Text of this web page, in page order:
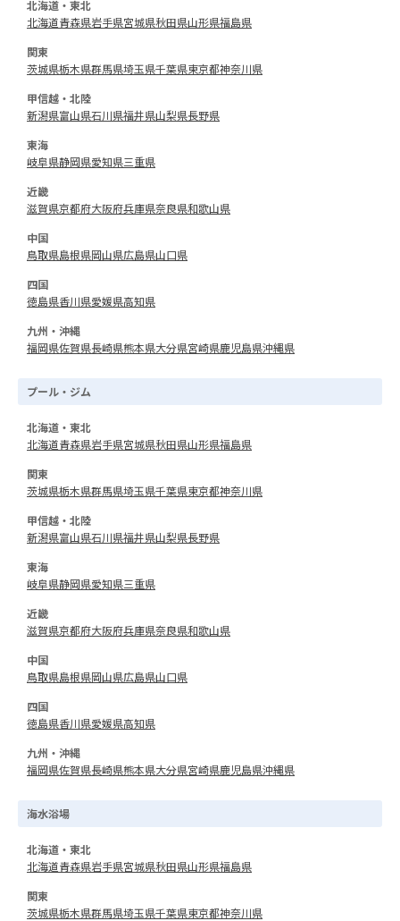
北海道・東北
北海道青森県岩手県宮城県秋田県山形県福島県
関東
茨城県栃木県群馬県埼玉県千葉県東京都神奈川県
甲信越・北陸
新潟県富山県石川県福井県山梨県長野県
東海
岐阜県静岡県愛知県三重県
近畿
滋賀県京都府大阪府兵庫県奈良県和歌山県
中国
鳥取県島根県岡山県広島県山口県
四国
徳島県香川県愛媛県高知県
九州・沖縄
福岡県佐賀県長崎県熊本県大分県宮崎県鹿児島県沖縄県
プール・ジム
北海道・東北
北海道青森県岩手県宮城県秋田県山形県福島県
関東
茨城県栃木県群馬県埼玉県千葉県東京都神奈川県
甲信越・北陸
新潟県富山県石川県福井県山梨県長野県
東海
岐阜県静岡県愛知県三重県
近畿
滋賀県京都府大阪府兵庫県奈良県和歌山県
中国
鳥取県島根県岡山県広島県山口県
四国
徳島県香川県愛媛県高知県
九州・沖縄
福岡県佐賀県長崎県熊本県大分県宮崎県鹿児島県沖縄県
海水浴場
北海道・東北
北海道青森県岩手県宮城県秋田県山形県福島県
関東
茨城県栃木県群馬県埼玉県千葉県東京都神奈川県